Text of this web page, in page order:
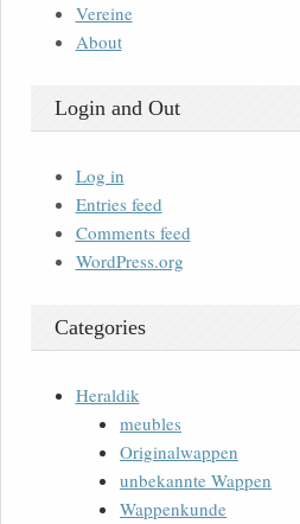
Vereine
About
Login and Out
Log in
Entries feed
Comments feed
WordPress.org
Categories
Heraldik
meubles
Originalwappen
unbekannte Wappen
Wappenkunde